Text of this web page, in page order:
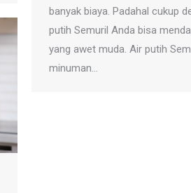
banyak biaya. Padahal cukup
putih Semuril Anda bisa
yang awet muda. Air putih
minuman…